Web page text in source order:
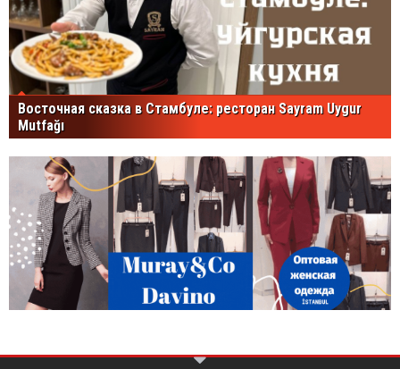
Восточная сказка в Стамбуле: ресторан Sayram Uygur
Mutfağı